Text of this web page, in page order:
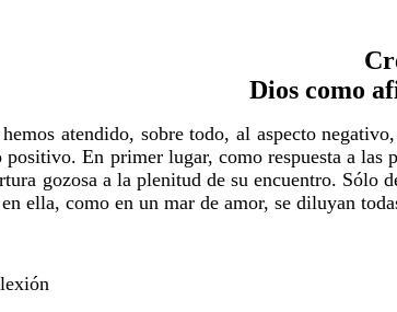
Dios como
atendido, sobre todo, al aspecto
positivo. En primer lugar, como respuesta a
gozosa a la plenitud de su encuentro.
ella, como en un mar de amor, se diluyan